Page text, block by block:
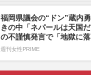
福岡県議会の“ドン”蔵内
きの中「ネパールは天国
の不謹慎発言で「地獄に
週刊女性PRIME